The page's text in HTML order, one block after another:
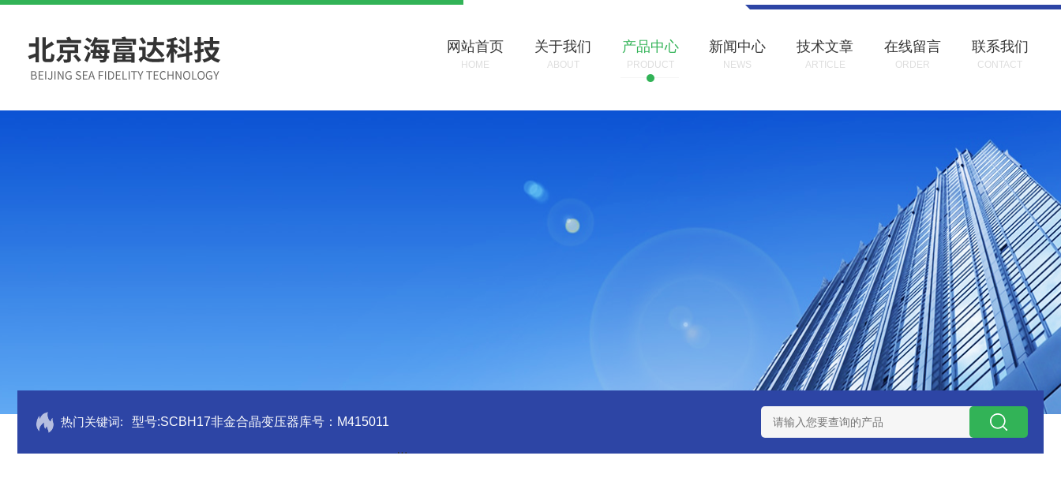
网站首页
HOME
关于我们
ABOUT
产品中心
PRODUCT
新闻中心
NEWS
技术文章
ARTICLE
在线留言
ORDER
联系我们
CONTACT
热门关键词: 型号:SCBH17非金合晶变压器库号：M415011 型号:ZXEFQ/3*20不锈钢槽式二分器/缩分器库号：